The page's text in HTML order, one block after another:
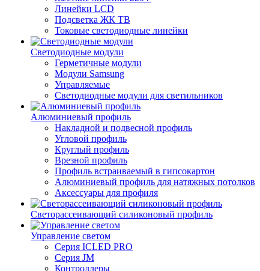
Линейки LCD
Подсветка ЖК ТВ
Токовые светодиодные линейки
Светодиодные модули
Герметичные модули
Модули Samsung
Управляемые
Светодиодные модули для светильников
Алюминиевый профиль
Накладной и подвесной профиль
Угловой профиль
Круглый профиль
Врезной профиль
Профиль встраиваемый в гипсокартон
Алюминиевый профиль для натяжных потолков
Аксессуары для профиля
Светорассеивающий силиконовый профиль
Управление светом
Серия ICLED PRO
Серия JM
Контроллеры